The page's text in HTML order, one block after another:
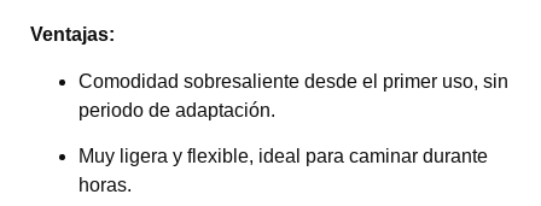
Ventajas:
Comodidad sobresaliente desde el primer uso, sin
periodo de adaptación.
Muy ligera y flexible, ideal para caminar durante
horas.